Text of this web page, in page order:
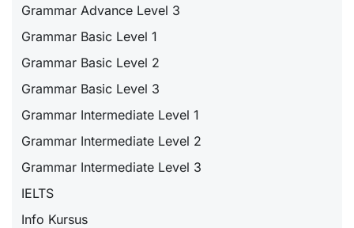
Grammar Advance Level 3
Grammar Basic Level 1
Grammar Basic Level 2
Grammar Basic Level 3
Grammar Intermediate Level 1
Grammar Intermediate Level 2
Grammar Intermediate Level 3
IELTS
Info Kursus